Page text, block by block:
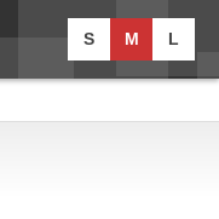
S M L